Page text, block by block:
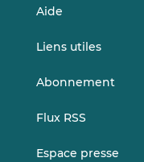
Aide
Liens utiles
Abonnement
Flux RSS
Espace presse